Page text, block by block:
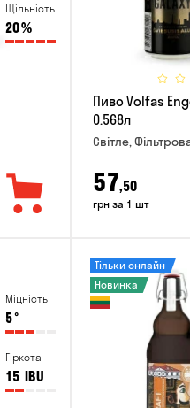
Щільність
20%
Пиво Volfas
0.568л
Світле,
57,50
грн за 1 шт
Міцність
5°
Гіркота
15 IBU
Тільки онлайн
Новинка